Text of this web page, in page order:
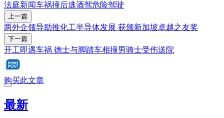
法庭新闻车祸撞后逃酒驾危险驾驶
上一篇
两外企领导助推化工半导体发展 获颁新加坡卓越之友奖
下一篇
开工即遇车祸 德士与脚踏车相撞男骑士受伤送院
购买此文章
最新